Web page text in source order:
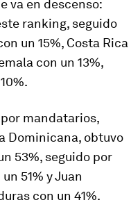
va en descenso:
ranking, seguido
un 15%, Costa Rica
con un 13%,
mandatarios,
Dominicana, obtuvo
53%, seguido por
51% y Juan
con un 41%.